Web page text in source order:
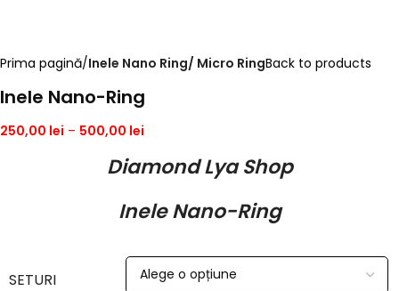
Prima pagină Inele Nano Ring/ Micro RingBack to products
Inele Nano-Ring
250,00 lei – 500,00 lei
Diamond Lya Shop
Inele Nano-Ring
SETURI